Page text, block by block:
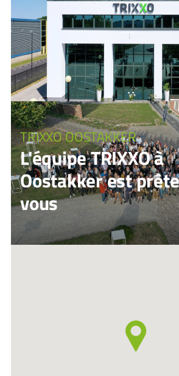
TRIXXO OOSTAKKER
L'équipe TRIXXO à
Oostakker est
vous